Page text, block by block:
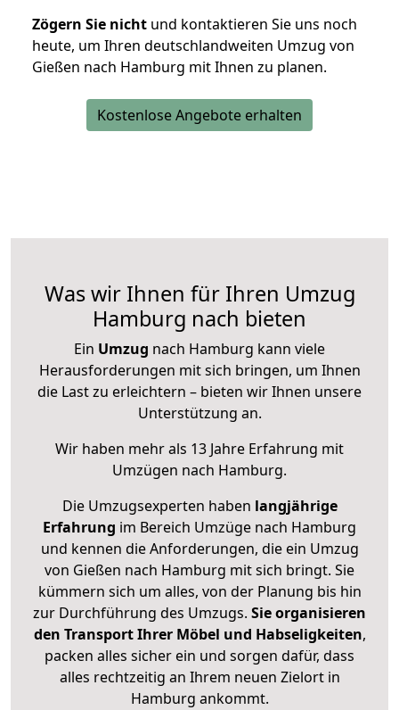
Zögern Sie nicht und kontaktieren Sie uns noch
heute, um Ihren deutschlandweiten Umzug von
Gießen nach Hamburg mit Ihnen zu planen.
Kostenlose Angebote erhalten
Was wir Ihnen für Ihren Umzug
Hamburg nach bieten
Ein Umzug nach Hamburg kann viele
Herausforderungen mit sich bringen, um Ihnen
die Last zu erleichtern – bieten wir Ihnen unsere
Unterstützung an.
Wir haben mehr als 13 Jahre Erfahrung mit
Umzügen nach Hamburg.
Die Umzugsexperten haben langjährige
Erfahrung im Bereich Umzüge nach Hamburg
und kennen die Anforderungen, die ein Umzug
von Gießen nach Hamburg mit sich bringt. Sie
kümmern sich um alles, von der Planung bis hin
zur Durchführung des Umzugs. Sie organisieren
den Transport Ihrer Möbel und Habseligkeiten,
packen alles sicher ein und sorgen dafür, dass
alles rechtzeitig an Ihrem neuen Zielort in
Hamburg ankommt.